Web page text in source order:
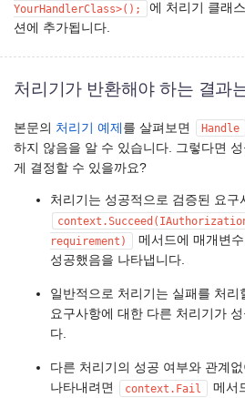
YourHandlerClass>();
에 처리기 클래
션에 추가됩니다.
처리기가 반환해야 하는 결과
본문의 처리기 예제 를 살펴보면 Handle
하지 않음을 알 수 있습니다. 그렇다면
게 결정할 수 있을까요?
처리기는 성공적으로 검증된 요구
requirement)
메서드에 매개변
성공했음을 나타냅니다.
일반적으로 처리기는 실패를 처
요구사항에 대한 다른 처리기가
다.
다른 처리기의 성공 여부와 관계
나타내려면
context.Fail 메서